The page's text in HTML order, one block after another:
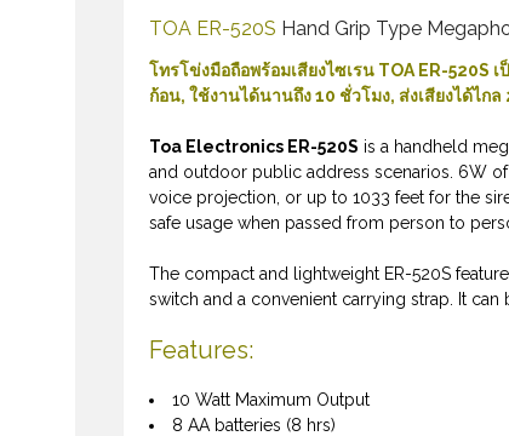
TOA ER-520S Hand Grip Type
โทรโข่งมือถือพร้อมเสียงไซเรน TOA ER-520S
ก้อน, ใช้งานได้นานถึง 10 ชั่วโมง, ส่งเสียงได้ไกล
Toa Electronics ER-520S is a handheld
and outdoor public address scenarios. 6W
voice projection, or up to 1033 feet for the
safe usage when passed from person to
The compact and lightweight ER-520S
switch and a convenient carrying strap. It
Features:
10 Watt Maximum Output
8 AA batteries (8 hrs)